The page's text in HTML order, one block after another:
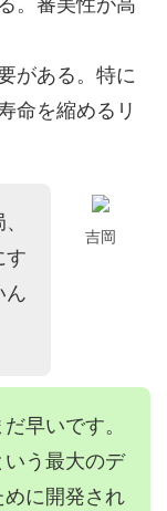
がある。 特に
命を縮めるリ
吉岡
す
ん
早いです。
いう最大のデ
めに開発され